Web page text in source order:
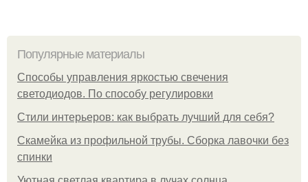
Популярные материалы
Способы управления яркостью свечения
светодиодов. По способу регулировки
Стили интерьеров: как выбрать лучший для себя?
Скамейка из профильной трубы. Сборка лавочки без
спинки